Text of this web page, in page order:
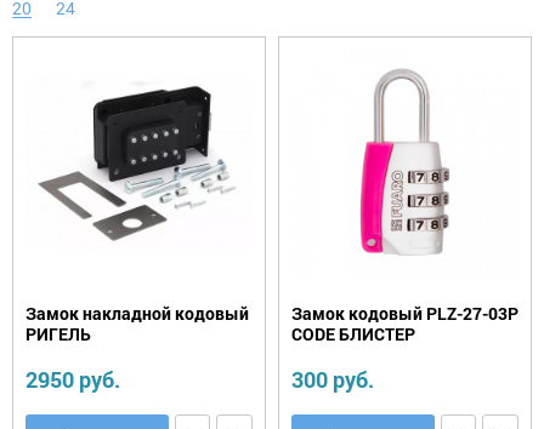
Фурнитура.
20
24
Замок накладной кодовый
РИГЕЛЬ
2950 руб.
Замок кодовый PLZ-27-03P
CODE БЛИСТЕР
300 руб.